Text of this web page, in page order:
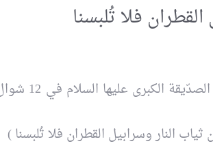
فلا تُلبسنا
النار وسرابيل القطران فلا تُلبسنا )